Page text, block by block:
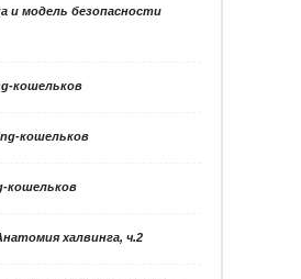
и модель безопасности
кошельков
кошельков
кошельков
халвинга, ч.2